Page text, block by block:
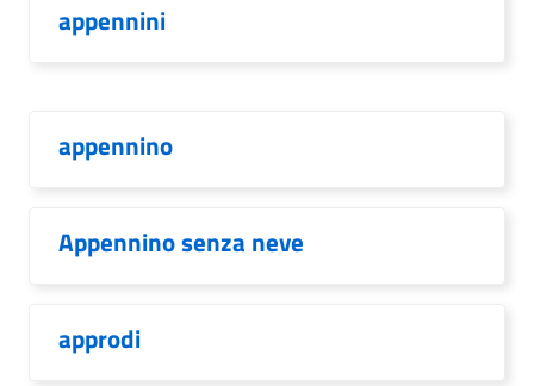
appennini
appennino
Appennino senza neve
approdi